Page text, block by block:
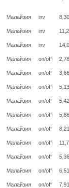
Малайзия inv 8,30
Малайзия inv
Малайзия inv
Малайзия on/off 2,78
Малайзия on/off 3,66
Малайзия on/off 5,13
Малайзия on/off 5,42
Малайзия on/off 5,86
Малайзия on/off 8,21
Малайзия on/off
Малайзия on/off 5,36
Малайзия on/off 6,51
Малайзия on/off 7,91